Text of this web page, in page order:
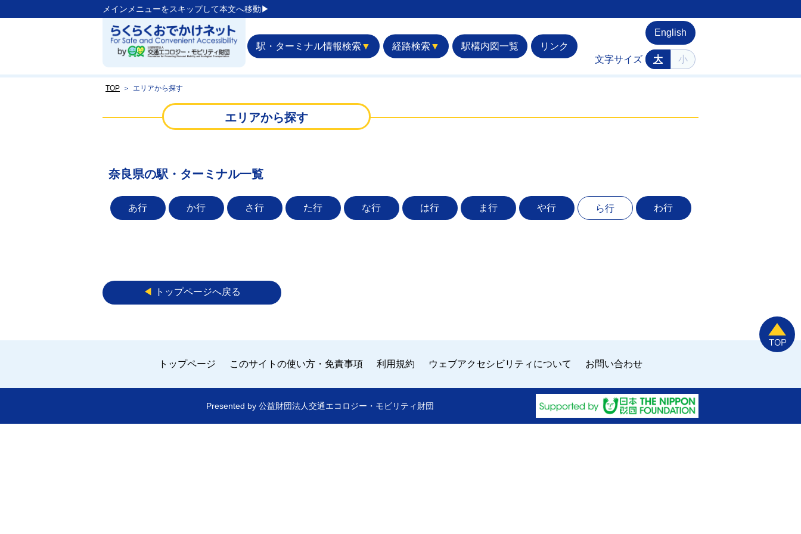
メインメニューをスキップして本文へ移動▶︎
駅・ターミナル情報検索 ▼ 経路検索 ▼ 駅構内図一覧 リンク
English
文字サイズ 大 小
TOP ＞ エリアから探す
エリアから探す
奈良県の駅・ターミナル一覧
あ行 か行 さ行 た行 な行 は行 ま行 や行 ら行 わ行
◀︎ トップページへ戻る
トップページ このサイトの使い方・免責事項 利用規約 ウェブアクセシビリティについて お問い合わせ
Presented by 公益財団法人交通エコロジー・モビリティ財団